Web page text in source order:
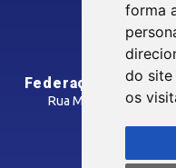
forma
do site
os
CONTRIBUIÇÃO
SINDICATOS
Federação das
Rua Manoel